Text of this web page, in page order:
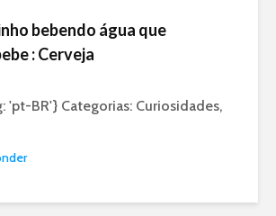
bebendo água que
: Cerveja
'pt-BR'} Categorias: Curiosidades,